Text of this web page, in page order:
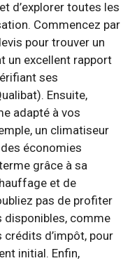
d’explorer toutes les
Commencez par
pour trouver un
un excellent rapport
ses
Ensuite,
adapté à vos
un climatiseur
économies
grâce à sa
et de
pas de profiter
disponibles, comme
crédits d’impôt, pour
initial. Enfin,